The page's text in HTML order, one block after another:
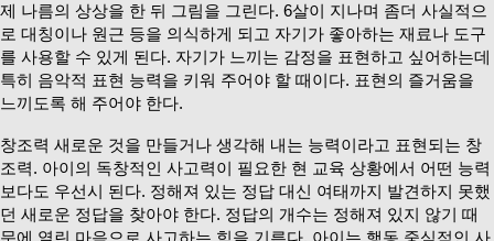
제 나름의 상상을 한 뒤 그림을 그린다. 6살이 지나며 좀더 사실적으
로 대칭이나 원근 등을 의식하게 되고 자기가 좋아하는 재료나 도구
를 사용할 수 있게 된다. 자기가 느끼는 감정을 표현하고 싶어하는데
특히 음악적 표현 능력을 키워 주어야 할 때이다. 표현의 즐거움을
느끼도록 해 주어야 한다.
창조력 새로운 것을 만들거나 생각해 내는 능력이라고 표현되는 창
조력. 아이의 독창적인 사고력이 필요한 현 교육 상황에서 어떤 능력
보다도 우선시 된다. 정해져 있는 정답 대신 여태까지 발견하지 못했
던 새로운 정답을 찾아야 한다. 정답의 개수는 정해져 있지 않기 때
문에 열린 마음으로 사고하는 힘을 기른다. 아이는 행동 중심적인 사